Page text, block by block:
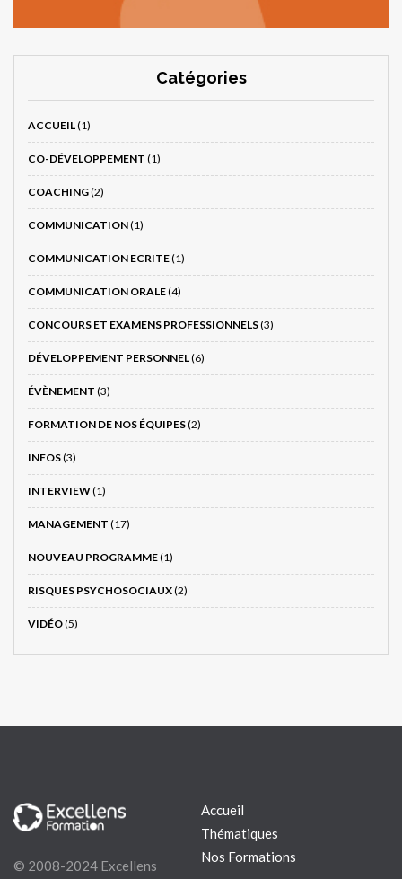
Catégories
ACCUEIL(1)
CO-DÉVELOPPEMENT (1)
COACHING(2)
COMMUNICATION(1)
COMMUNICATION ECRITE(1)
COMMUNICATION ORALE(4)
CONCOURS ET EXAMENS PROFESSIONNELS(3)
DÉVELOPPEMENT PERSONNEL(6)
ÉVÈNEMENT (3)
FORMATION DE NOS ÉQUIPES(2)
INFOS(3)
INTERVIEW(1)
MANAGEMENT (17)
NOUVEAU PROGRAMME(1)
RISQUES PSYCHOSOCIAUX(2)
VIDÉO(5)
© 2008-2024 Excellens
Accueil
Thématiques
Nos Formations